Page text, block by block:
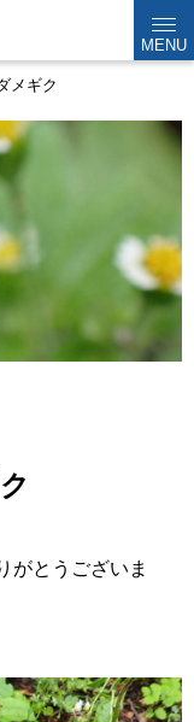
MENU
メギク
がとうございま